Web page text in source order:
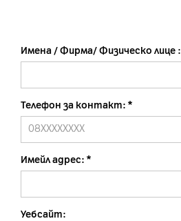
Имена / Фирма/ Физическо лице :
Телефон за контакт:
Имейл адрес:
Уебсайт: